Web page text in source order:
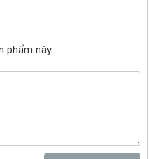
phẩm này